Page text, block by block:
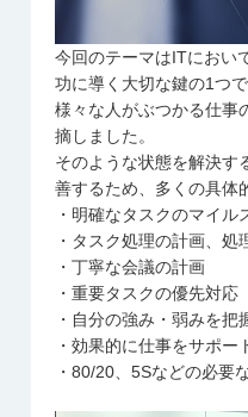
今回のテーマはITにおい
功に導く大切な鍵の1つで
様々な人がぶつかる仕事
摘しました。
そのような状態を解決す
善するため、多くの具体
・明確なタスクのマイル
・タスク処理の計画、処
・丁寧な会議の計画
・重要タスクの優先対応
・自分の強み・弱みを把
・効果的に仕事をサポー
・80/20、5Sなどの必要